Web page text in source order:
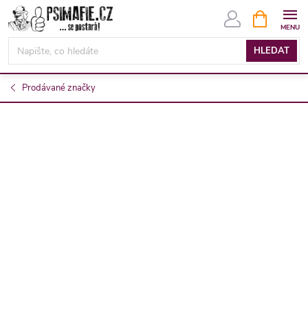
Přejít
na
obsah
HLEDAT
NÁKUPNÍ
KOŠÍK
Prodávané značky